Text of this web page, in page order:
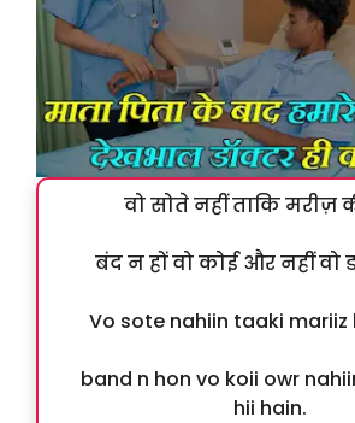
वो सोते नहीं ताकि
बंद न हों वो कोई और नहीं वो
Vo sote nahiin taaki mariiz
band n hon vo koii owr
hii hain.